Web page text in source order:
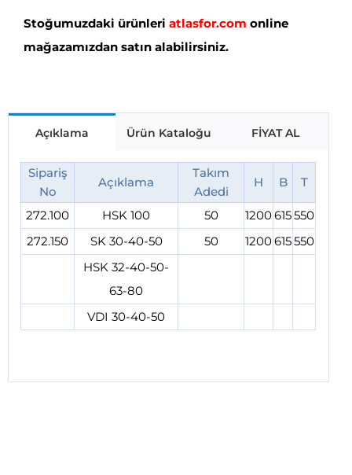
Stoğumuzdaki ürünleri atlasfor.com online
mağazamızdan satın alabilirsiniz.
Açıklama Ürün Kataloğu FİYAT AL
Sipariş
No
Açıklama
Takım
Adedi
H B T
272.100 HSK 100 50 1200615550
272.150
SK 30-40-50 50 1200615550
HSK 32-40-50-
63-80
VDI 30-40-50